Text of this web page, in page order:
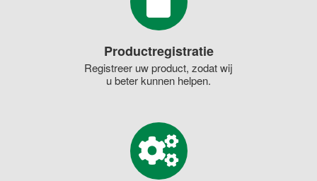
Productregistratie
Registreer uw product, zodat wij
u beter kunnen helpen.